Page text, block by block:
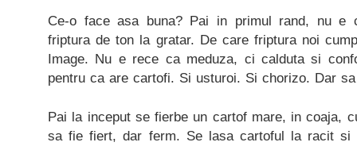
Ce-o face asa buna? Pai in primul rand, nu e
friptura de ton la gratar. De care friptura noi
Image. Nu e rece ca meduza, ci calduta si
pentru ca are cartofi. Si usturoi. Si chorizo. Dar
Pai la inceput se fierbe un cartof mare, in coaja,
sa fie fiert, dar ferm. Se lasa cartoful la racit si